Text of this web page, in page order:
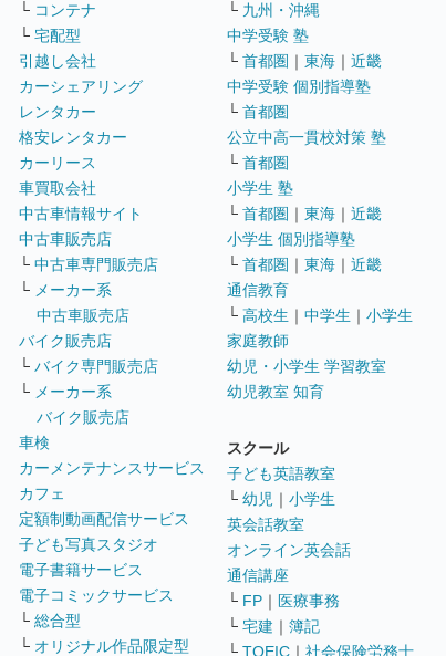
└ コンテナ
└ 宅配型
引越し会社
カーシェアリング
レンタカー
格安レンタカー
カーリース
車買取会社
中古車情報サイト
中古車販売店
└ 中古車専門販売店
└ メーカー系
中古車販売店
バイク販売店
└ バイク専門販売店
└ メーカー系
バイク販売店
車検
カーメンテナンスサービス
カフェ
定額制動画配信サービス
子ども写真スタジオ
電子書籍サービス
電子コミックサービス
└ 総合型
└ オリジナル作品限定型
└ 九州・沖縄
中学受験 塾
└ 首都圏 ｜ 東海 ｜ 近畿
中学受験 個別指導塾
└ 首都圏
公立中高一貫校対策 塾
└ 首都圏
小学生 塾
└ 首都圏 ｜ 東海 ｜ 近畿
小学生 個別指導塾
└ 首都圏 ｜ 東海 ｜ 近畿
通信教育
└ 高校生 ｜ 中学生 ｜ 小学生
家庭教師
幼児・小学生 学習教室
幼児教室 知育
スクール
子ども英語教室
└ 幼児 ｜ 小学生
英会話教室
オンライン英会話
通信講座
└ FP ｜ 医療事務
└ 宅建 ｜ 簿記
└ TOEIC ｜ 社会保険労務士